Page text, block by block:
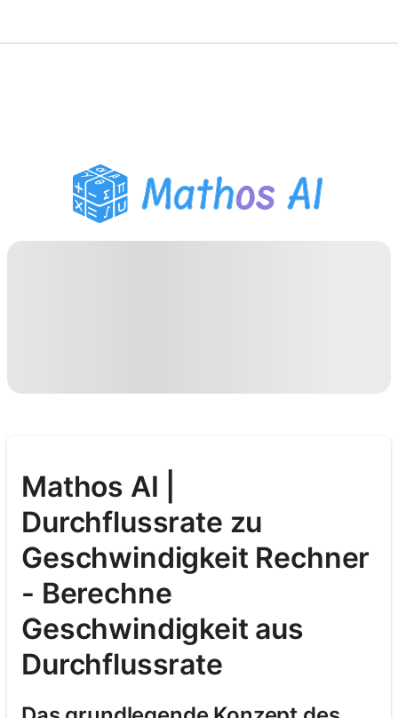
PDF Hausaufgaben-Helfer
Lernwerkzeuge
Mathos AI |
Durchflussrate zu
Geschwindigkeit Rechner
- Berechne
Geschwindigkeit aus
Durchflussrate